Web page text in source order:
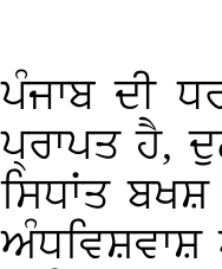
ਪੰਜਾਬ ਦੀ
ਪ੍ਰਾਪਤ ਹੈ,
ਸਿਧਾਂਤ
ਅੰਧਵਿਸ਼ਵਾਸ਼